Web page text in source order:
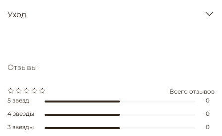
Уход
Отзывы
Всего отзывов
5 звезд
0
4 звезды
0
3 звезды
0